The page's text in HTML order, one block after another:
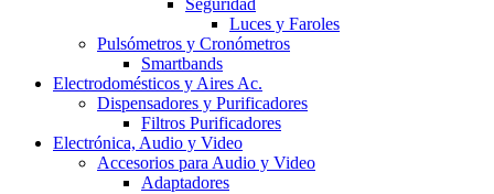
Seguridad
Luces y Faroles
Pulsómetros y Cronómetros
Smartbands
Electrodomésticos y Aires Ac.
Dispensadores y Purificadores
Filtros Purificadores
Electrónica, Audio y Video
Accesorios para Audio y Video
Adaptadores